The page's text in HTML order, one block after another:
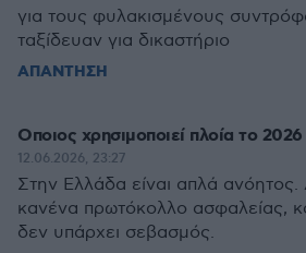
για τους φυλακισμένους
ταξίδευαν για δικαστήριο
ΑΠΑΝΤΗΣΗ
Οποιος χρησιμοποιεί πλοία το 2026
12.06.2026, 23:27
Στην Ελλάδα είναι απλά
κανένα πρωτόκολλο ασφαλείας,
δεν υπάρχει σεβασμός.